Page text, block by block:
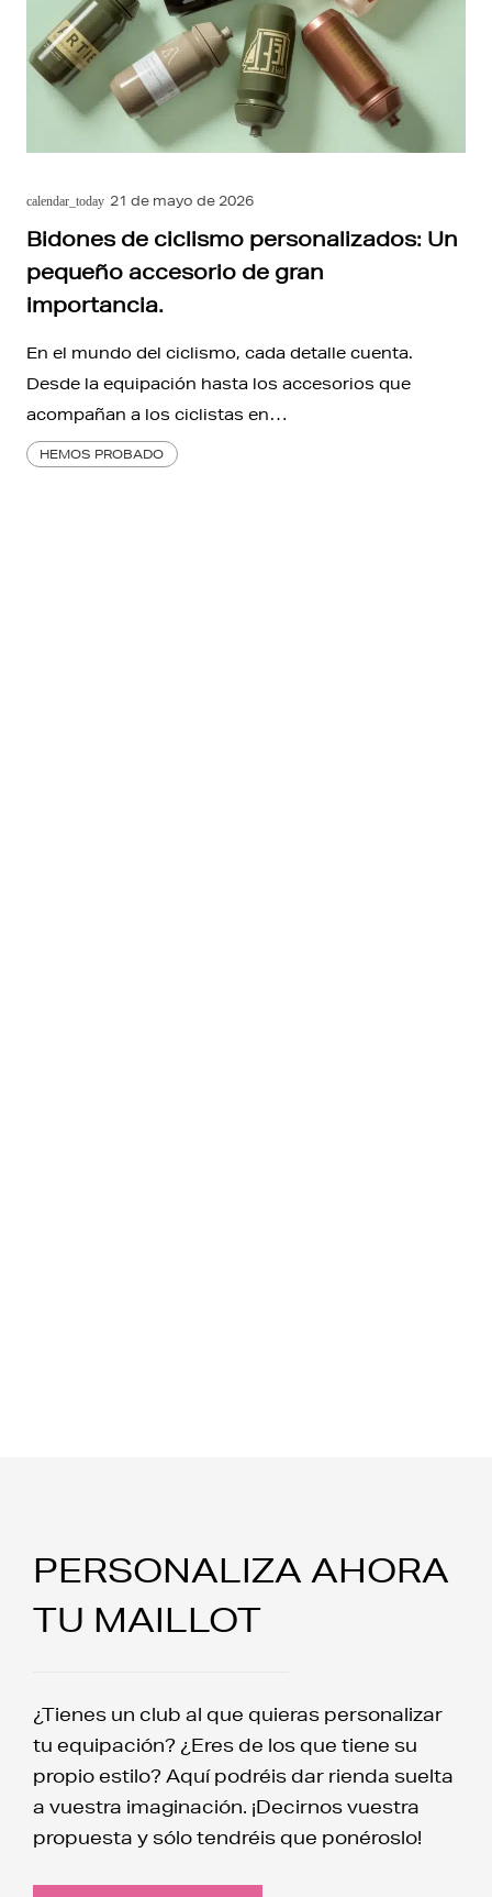
calendar_today 21 de mayo de 2026
Bidones de ciclismo personalizados: Un
pequeño accesorio de gran
importancia.
En el mundo del ciclismo, cada detalle cuenta.
Desde la equipación hasta los accesorios que
acompañan a los ciclistas en…
HEMOS PROBADO
PERSONALIZA AHORA
TU MAILLOT
¿Tienes un club al que quieras personalizar
tu equipación? ¿Eres de los que tiene su
propio estilo? Aquí podréis dar rienda suelta
a vuestra imaginación. ¡Decirnos vuestra
propuesta y sólo tendréis que ponéroslo!